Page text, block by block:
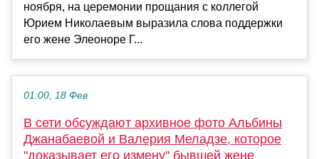
ноября, на церемонии прощания с коллегой
Юрием Николаевым выразила слова поддержки
его жене Элеоноре Г...
01:00, 18 Фев
В сети обсуждают архивное фото Альбины
Джанабаевой и Валерия Меладзе, которое
"доказывает его измену" бывшей жене